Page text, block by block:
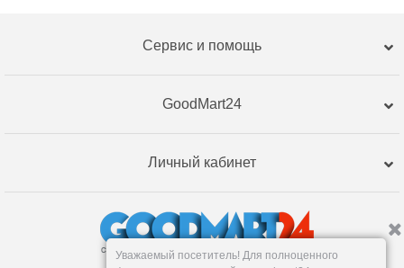
Сервис и помощь
GoodMart24
Личный кабинет
Уважаемый посетитель! Для полноценного